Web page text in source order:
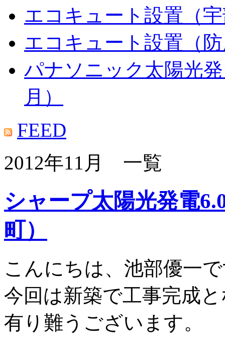
エコキュート設置（
エコキュート設置（
パナソニック太陽光
月）
FEED
2012年11月 一覧
シャープ太陽光発電
町）
こんにちは、池部優一
今回は新築で工事完成
有り難うございます。